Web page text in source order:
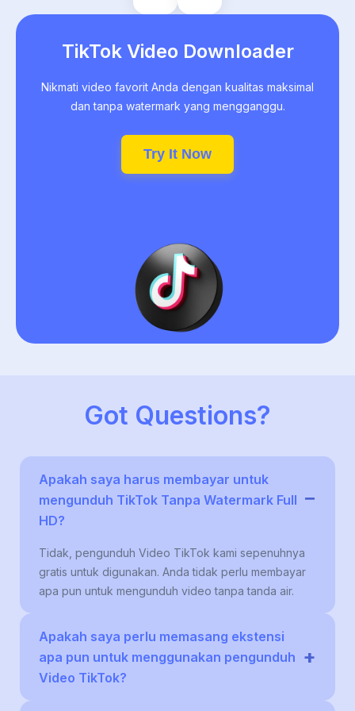
TikTok Video Downloader
Nikmati video favorit Anda dengan kualitas maksimal
dan tanpa watermark yang mengganggu.
Try It Now
Got Questions?
Apakah saya harus membayar untuk
mengunduh TikTok Tanpa Watermark Full
HD?
−
Tidak, pengunduh Video TikTok kami sepenuhnya
gratis untuk digunakan. Anda tidak perlu membayar
apa pun untuk mengunduh video tanpa tanda air.
Apakah saya perlu memasang ekstensi
apa pun untuk menggunakan pengunduh
Video TikTok?
+